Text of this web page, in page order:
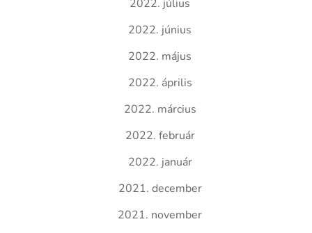
2022. július
2022. június
2022. május
2022. április
2022. március
2022. február
2022. január
2021. december
2021. november